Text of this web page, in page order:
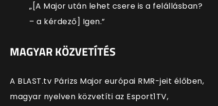
„[A Major után lehet csere is a felállásban?
– a kérdező] Igen.”
MAGYAR KÖZVETÍTÉS
A BLAST.tv Párizs Major európai RMR-jeit élőben,
magyar nyelven közvetíti az Esport1TV,